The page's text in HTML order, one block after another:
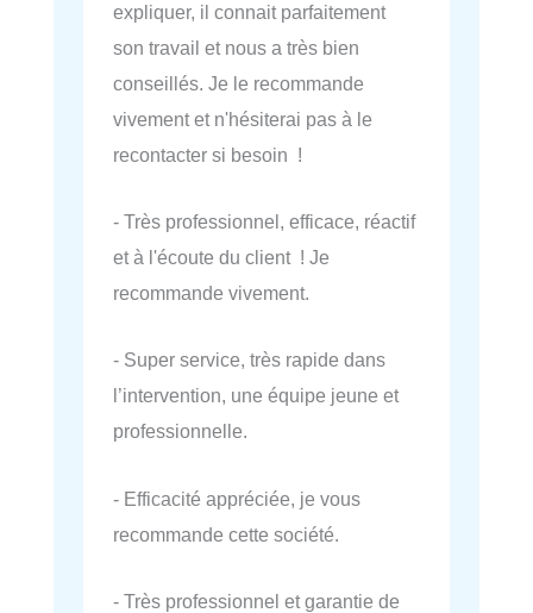
expliquer, il connait parfaitement
son travail et nous a très bien
conseillés. Je le recommande
vivement et n'hésiterai pas à le
recontacter si besoin !
- Très professionnel, efficace, réactif
et à l'écoute du client ! Je
recommande vivement.
- Super service, très rapide dans
l’intervention, une équipe jeune et
professionnelle.
- Efficacité appréciée, je vous
recommande cette société.
- Très professionnel et garantie de